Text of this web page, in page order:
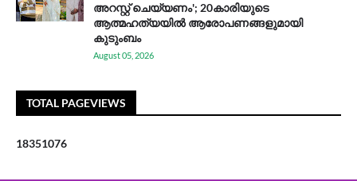
അറസ്റ്റ് ചെയ്യണം'; 20കാരിയുടെ
ആത്മഹത്യയിൽ ആരോപണങ്ങളുമായി
കുടുംബം
August 05, 2026
TOTAL PAGEVIEWS
18351076